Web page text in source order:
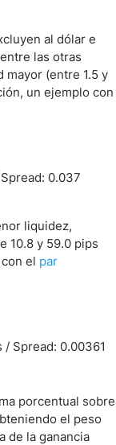
al dólar e
las otras
mayor (entre 1.5 y
un ejemplo con
0.037
liquidez,
10.8 y 59.0 pips
el par
Spread: 0.00361
porcentual sobre
el peso
de la ganancia